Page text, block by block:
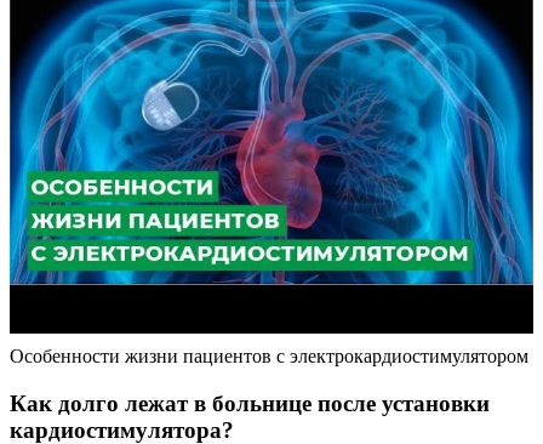
Особенности жизни пациентов с электрокардиостимулятором
Как долго лежат в больнице после установки
кардиостимулятора?